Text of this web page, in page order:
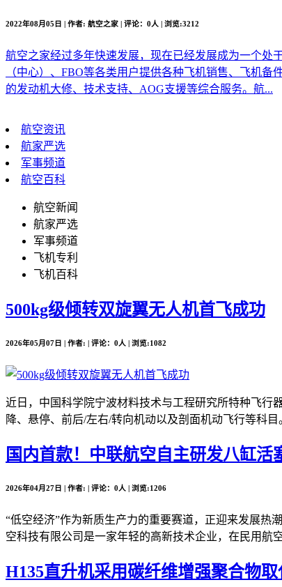
2022年08月05日 | 作者: 航空之家 | 评论：0人 | 浏览:3212
航空之家经过多年快速发展，现在已经发展成为一个处
（中心）、FBO等各类用户提供各种飞机销售、飞机
的发动机大修、技术支持、AOG支援等综合服务。航...
航空资讯
航家严选
军事频道
航空百科
航空新闻
航家严选
军事频道
飞机专利
飞机百科
500kg级倾转双旋翼无人机首飞成功
2026年05月07日 | 作者: | 评论：0人 | 浏览:1082
近日，中国科学院宁波材料技术与工程研究所特种飞行
降、悬停、前后/左右/转向机动以及剖面机动飞行等科
国内首款！中联航空自主研发八缸活
2026年04月27日 | 作者: | 评论：0人 | 浏览:1206
“低空经济”作为新质生产力的重要赛道，正迎来发展热
空科技有限公司是一家年轻的高新技术企业，在民用航
H135直升机采用碳纤维增强聚合物